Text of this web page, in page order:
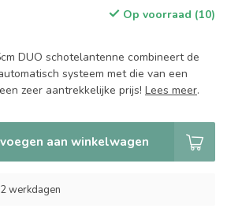
Op voorraad (10)
DUO schotelantenne combineert de
systeem met die van een
zeer aantrekkelijke prijs! Lees meer.
aan winkelwagen
werkdagen